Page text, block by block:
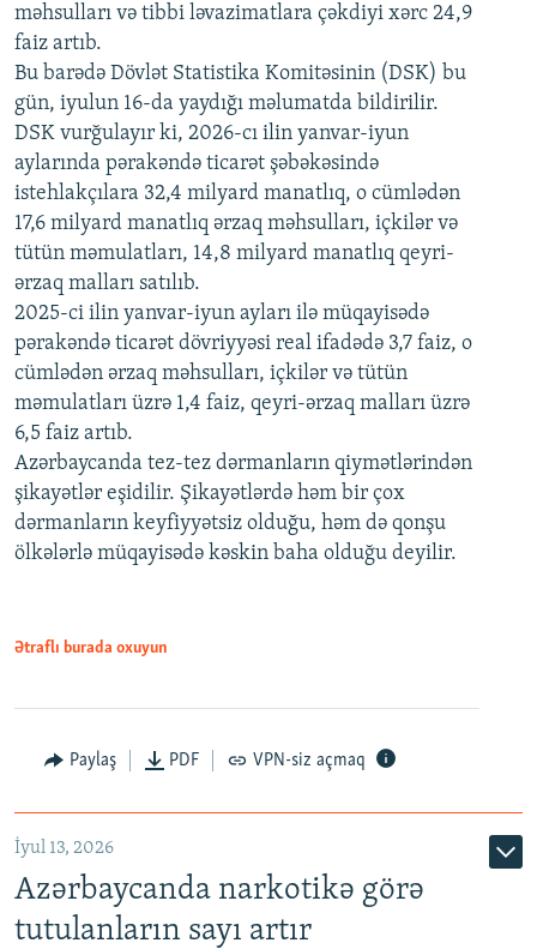
Auto 240p 360p 480p
720p 1080p
480p
720p
1080p
məhsulları və tibbi ləvazimatlara çəkdiyi xərc 24,9
faiz artıb.
Bu barədə Dövlət Statistika Komitəsinin (DSK) bu
gün, iyulun 16-da yaydığı məlumatda bildirilir.
DSK vurğulayır ki, 2026-cı ilin yanvar-iyun
aylarında pərakəndə ticarət şəbəkəsində
istehlakçılara 32,4 milyard manatlıq, o cümlədən
17,6 milyard manatlıq ərzaq məhsulları, içkilər və
tütün məmulatları, 14,8 milyard manatlıq qeyri-
ərzaq malları satılıb.
2025-ci ilin yanvar-iyun ayları ilə müqayisədə
pərakəndə ticarət dövriyyəsi real ifadədə 3,7 faiz, o
cümlədən ərzaq məhsulları, içkilər və tütün
məmulatları üzrə 1,4 faiz, qeyri-ərzaq malları üzrə
6,5 faiz artıb.
Azərbaycanda tez-tez dərmanların qiymətlərindən
şikayətlər eşidilir. Şikayətlərdə həm bir çox
dərmanların keyfiyyətsiz olduğu, həm də qonşu
ölkələrlə müqayisədə kəskin baha olduğu deyilir.
Ətraflı burada oxuyun
Paylaş PDF VPN-siz açmaq
İyul 13, 2026
Azərbaycanda narkotikə görə
tutulanların sayı artır